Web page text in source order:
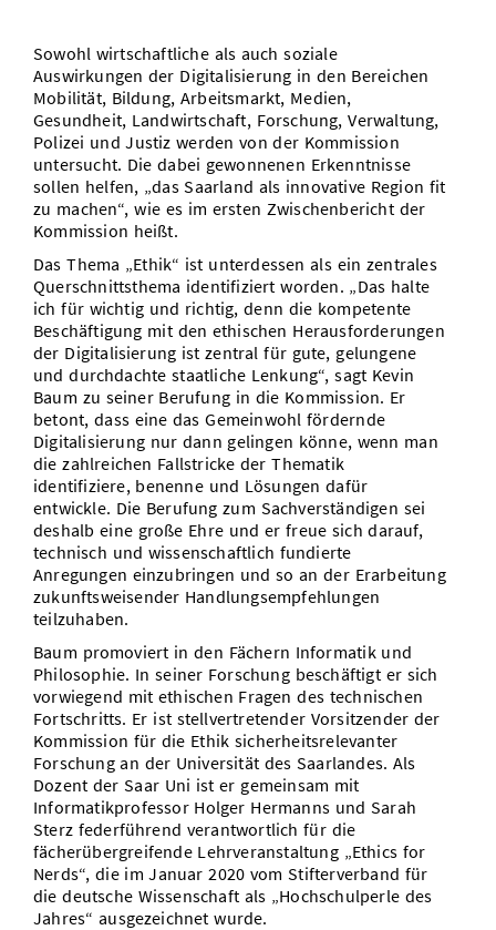
Open Science/Open Access
Zahlen & Fakten
Kontakt
SIC Merchandise
SIC Podcast
Anfahrt
AnsprechpartnerInnen, Personen, Forschungsgruppen
Termine, Vorträge und Veranstaltungen
Alumni
Sowohl wirtschaftliche als auch soziale
Auswirkungen der Digitalisierung in den Bereichen
Mobilität, Bildung, Arbeitsmarkt, Medien,
Gesundheit, Landwirtschaft, Forschung, Verwaltung,
Polizei und Justiz werden von der Kommission
untersucht. Die dabei gewonnenen Erkenntnisse
sollen helfen, „das Saarland als innovative Region fit
zu machen“, wie es im ersten Zwischenbericht der
Kommission heißt.
Das Thema „Ethik“ ist unterdessen als ein zentrales
Querschnittsthema identifiziert worden. „Das halte
ich für wichtig und richtig, denn die kompetente
Beschäftigung mit den ethischen Herausforderungen
der Digitalisierung ist zentral für gute, gelungene
und durchdachte staatliche Lenkung“, sagt Kevin
Baum zu seiner Berufung in die Kommission. Er
betont, dass eine das Gemeinwohl fördernde
Digitalisierung nur dann gelingen könne, wenn man
die zahlreichen Fallstricke der Thematik
identifiziere, benenne und Lösungen dafür
entwickle. Die Berufung zum Sachverständigen sei
deshalb eine große Ehre und er freue sich darauf,
technisch und wissenschaftlich fundierte
Anregungen einzubringen und so an der Erarbeitung
zukunftsweisender Handlungsempfehlungen
teilzuhaben.
Baum promoviert in den Fächern Informatik und
Philosophie. In seiner Forschung beschäftigt er sich
vorwiegend mit ethischen Fragen des technischen
Fortschritts. Er ist stellvertretender Vorsitzender der
Kommission für die Ethik sicherheitsrelevanter
Forschung an der Universität des Saarlandes. Als
Dozent der Saar Uni ist er gemeinsam mit
Informatikprofessor Holger Hermanns und Sarah
Sterz federführend verantwortlich für die
fächerübergreifende Lehrveranstaltung „Ethics for
Nerds“, die im Januar 2020 vom Stifterverband für
die deutsche Wissenschaft als „Hochschulperle des
Jahres“ ausgezeichnet wurde.